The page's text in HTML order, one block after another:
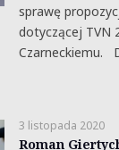
sprawę
dotyczącej TVN
Czarneckiemu.
3 listopada 2020
Roman